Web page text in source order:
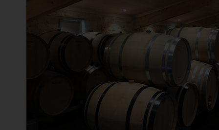
Ànima Negra
Anthonij Rupert Wines